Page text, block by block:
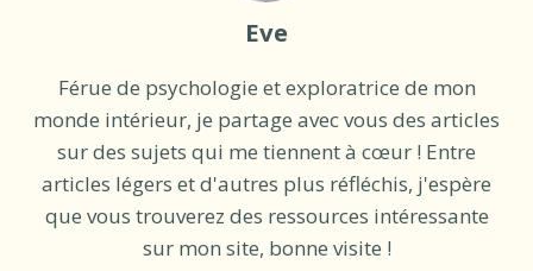
Eve
Férue de psychologie et exploratrice de mon
monde intérieur, je partage avec vous des articles
sur des sujets qui me tiennent à cœur ! Entre
articles légers et d'autres plus réfléchis, j'espère
que vous trouverez des ressources intéressante
sur mon site, bonne visite !